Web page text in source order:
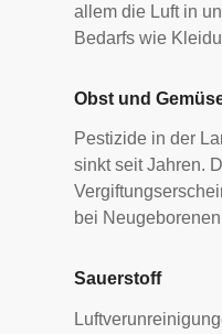
allem die Luft in
Bedarfs wie
Obst und
Pestizide in der
sinkt seit Jahren.
bei
Sauerstoff